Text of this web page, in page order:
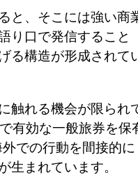
と、そこには強い商
り口で発信すること
る構造が形成されて
触れる機会が限られ
有効な一般旅券を保
での行動を間接的に
まれています。